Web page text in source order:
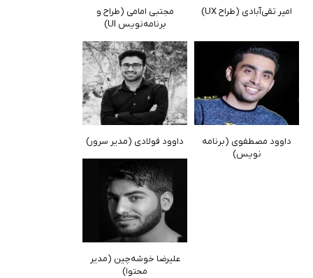
امیر تقی‌آبادی (طراح UX)
مجتبی امامی (طراح و
برنامه‌نویس UI)
داوود مصطفوی (برنامه
نویس)
داوود فولادی (مدیر سرور)
علیرضا خوشه‌چین (مدیر
محتوا)